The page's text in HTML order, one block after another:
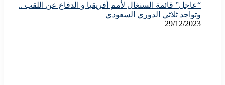
“عاجل” قائمة السنغال لأمم أفريقيا و الدفاع عن اللقب ..
وتواجد ثلاثي الدوري السعودي
29/12/2023